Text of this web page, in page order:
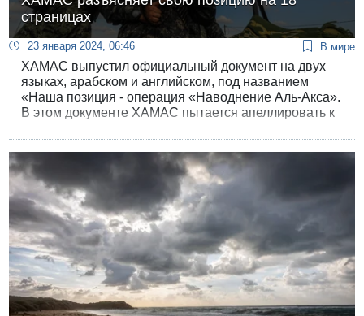
страницах
23 января 2024, 06:46 В мире
ХАМАС выпустил официальный документ на двух
языках, арабском и английском, под названием
«Наша позиция - операция «Наводнение Аль-Акса».
В этом документе ХАМАС пытается апеллировать к
попытаться исправить свой убийственный имидж.